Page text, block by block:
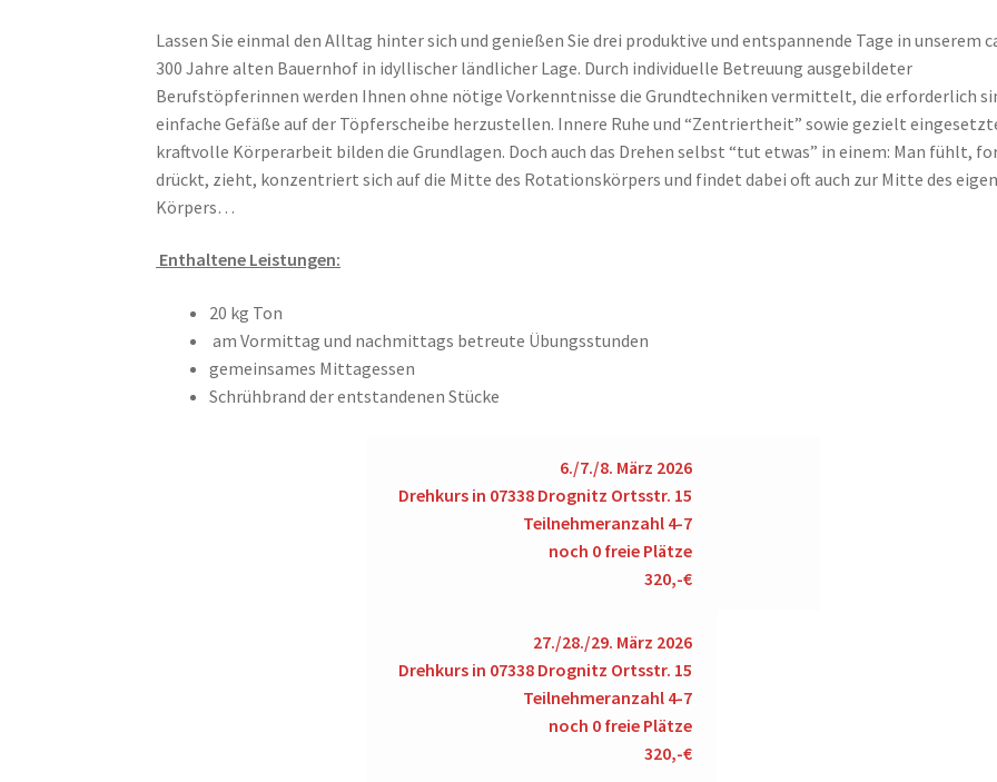
Lassen Sie einmal den Alltag hinter sich und genießen Sie drei produktive und entspannende Tage in unserem
300 Jahre alten Bauernhof in idyllischer ländlicher Lage. Durch individuelle Betreuung ausgebildeter
Berufstöpferinnen werden Ihnen ohne nötige Vorkenntnisse die Grundtechniken vermittelt, die erforderlich
einfache Gefäße auf der Töpferscheibe herzustellen. Innere Ruhe und “Zentriertheit” sowie gezielt
kraftvolle Körperarbeit bilden die Grundlagen. Doch auch das Drehen selbst “tut etwas” in einem: Man fühlt,
drückt, zieht, konzentriert sich auf die Mitte des Rotationskörpers und findet dabei oft auch zur Mitte des
Körpers…
Enthaltene Leistungen:
20 kg Ton
am Vormittag und nachmittags betreute Übungsstunden
gemeinsames Mittagessen
Schrühbrand der entstandenen Stücke
6./7./8. März 2026
Drehkurs in 07338 Drognitz Ortsstr. 15
Teilnehmeranzahl 4-7
noch 0 freie Plätze
320,-€
27./28./29. März 2026
Drehkurs in 07338 Drognitz Ortsstr. 15
Teilnehmeranzahl 4-7
noch 0 freie Plätze
320,-€